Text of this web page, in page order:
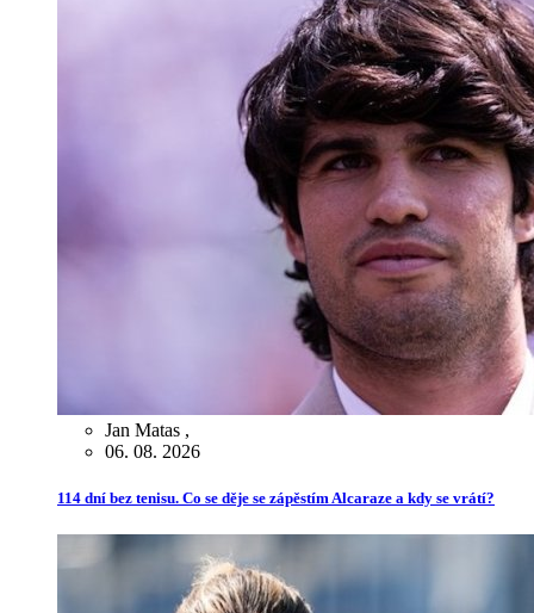
Jan Matas ,
06. 08. 2026
114 dní bez tenisu. Co se děje se zápěstím Alcaraze a kdy se vrátí?